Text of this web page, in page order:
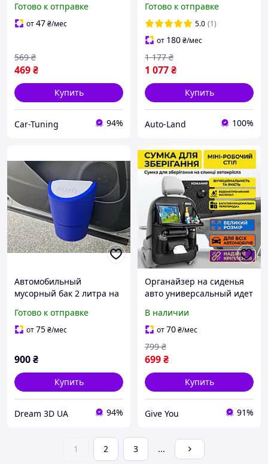
органайзер в автомобиль
между сиденьями,
Готово к отправке
от47₴/мес
469₴
569 ₴
Купить
Car-Tuning 94%
644 (49х34х11см)
Готово к отправке
5.0 (1)
от 180₴/мес
1 077₴
1 177 ₴
Купить
Auto-Land 100%
Автомобильный
мусорный бак 2 литра на
Мусорный пластиковый
бачек к карману на
Готово к отправке
от75₴/мес
900₴
Купить
Dream 3D UA 94%
Органайзер на сиденья
авто универсальный идет
Цвет черный
В наличии
от70₴/мес
699₴
799 ₴
Купить
Give You 91%
1 2 3 ...